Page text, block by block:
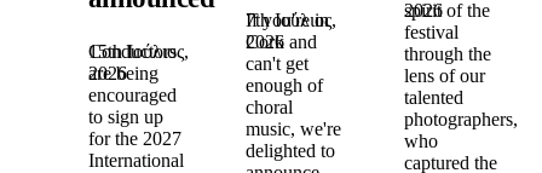
15th Ιούλιος,
2026
Conductors
are being
encouraged
to sign up
for the 2027
International
7th Ιούλιος,
2026
If you're in
Cork and
can't get
enough of
choral
music, we're
delighted to
2026
spirit of the
festival
through the
lens of our
talented
photographers,
who
captured the